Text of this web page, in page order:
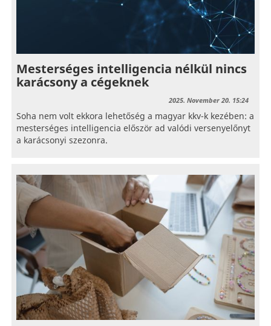
Mesterséges intelligencia nélkül nincs
karácsony a cégeknek
2025. November 20. 15:24
Soha nem volt ekkora lehetőség a magyar kkv-k kezében: a
mesterséges intelligencia először ad valódi versenyelőnyt
a karácsonyi szezonra.